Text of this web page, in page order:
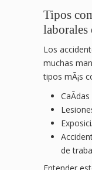
Tipos
laborales
Los
muchas
tipos mÃ¡s
de